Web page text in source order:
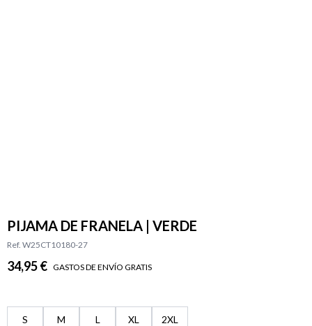
PIJAMA DE FRANELA | VERDE
Ref. W25CT10180-27
34,95 € GASTOS DE ENVÍO GRATIS
S M L XL 2XL